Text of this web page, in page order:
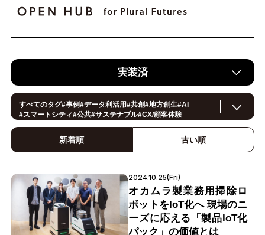
実装済
すべてのタグ#事例#データ利活用#共創#地方創生#AI
#スマートシティ#公共#サステナブル#CX/顧客体験
イノベーション#IoT
スマートファクトリー
スマートライフ
Foodtech #デジタルツイン
新着順 古い順
2024.10.25(Fri)
オカムラ製業務用掃除ロ
ボットをIoT化へ 現場のニ
ーズに応える「製品IoT化
パック」の価値とは